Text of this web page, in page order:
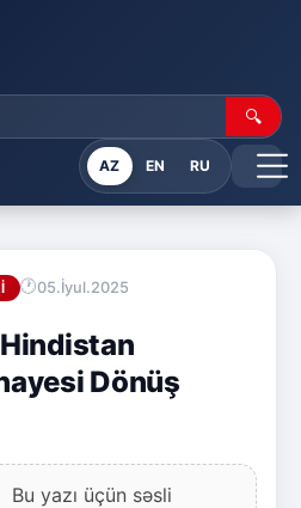
🔍
AZ EN RU
05.İyul.2025
Dönüş
Bu yazı üçün səsli